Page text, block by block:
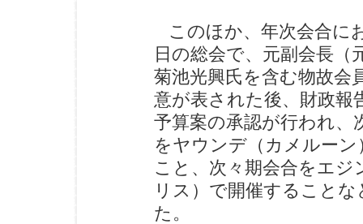
このほか、年次会合に
日の総会で、元副会長（
菊池光興氏を含む物故会
意が表された後、財政報
予算案の承認が行われ、
をヤウンデ（カメルーン
こと、次々期会合をエジ
リス）で開催すること
た。